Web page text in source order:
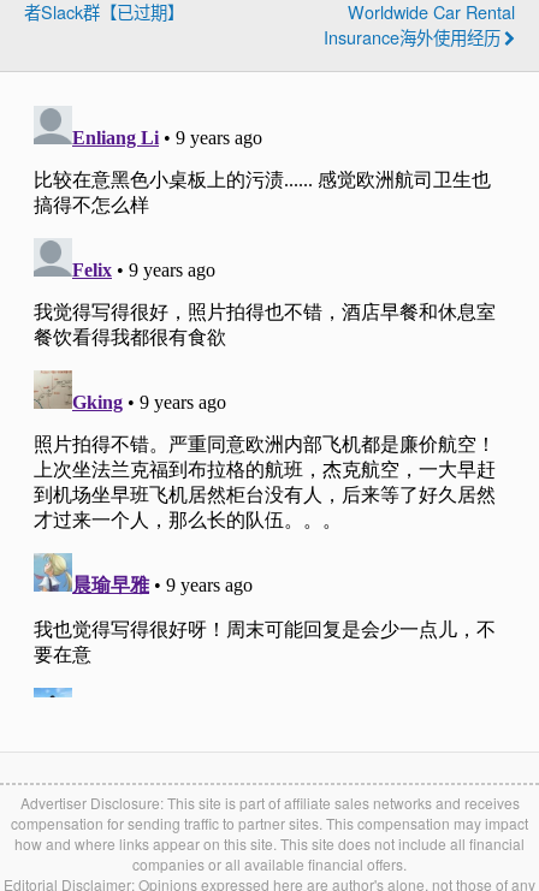
者Slack群【已过期】
Worldwide Car Rental
Insurance海外使用经历
Advertiser Disclosure: This site is part of affiliate sales networks and receives
compensation for sending traffic to partner sites. This compensation may impact
how and where links appear on this site. This site does not include all financial
companies or all available financial offers.
Editorial Disclaimer: Opinions expressed here are author's alone, not those of any